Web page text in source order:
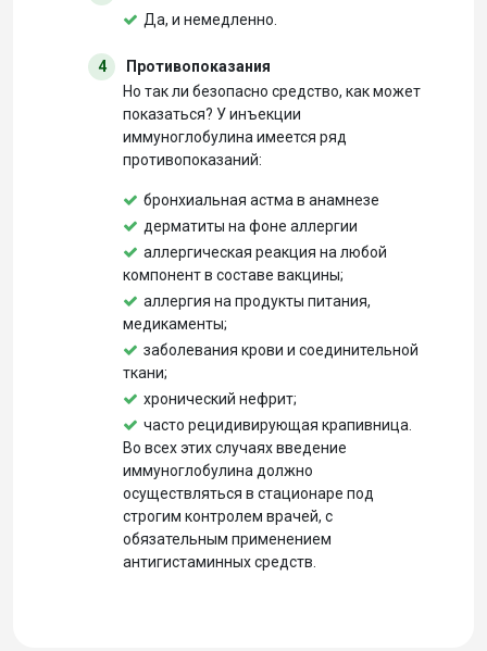
Да, и немедленно.
4
Противопоказания
Но так ли безопасно средство, как может
показаться? У инъекции
иммуноглобулина имеется ряд
противопоказаний:
бронхиальная астма в анамнезе
дерматиты на фоне аллергии
аллергическая реакция на любой
компонент в составе вакцины;
аллергия на продукты питания,
медикаменты;
заболевания крови и соединительной
ткани;
хронический нефрит;
часто рецидивирующая крапивница.
Во всех этих случаях введение
иммуноглобулина должно
осуществляться в стационаре под
строгим контролем врачей, с
обязательным применением
антигистаминных средств.